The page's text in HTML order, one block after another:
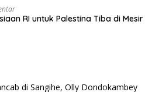
RI untuk Palestina Tiba di Mesir